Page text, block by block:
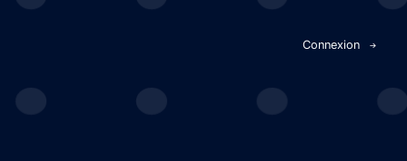
Connexion